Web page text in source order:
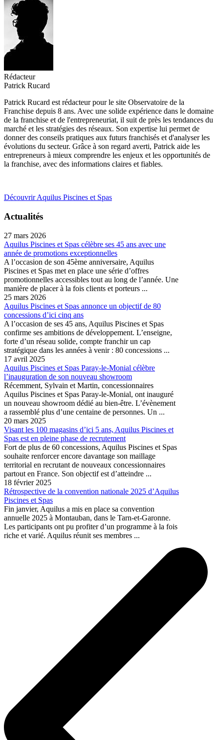
Rédacteur
Patrick Rucard
Patrick Rucard est rédacteur pour le site Observatoire de la
Franchise depuis 8 ans. Avec une solide expérience dans le domaine
de la franchise et de l'entrepreneuriat, il suit de près les tendances du
marché et les stratégies des réseaux. Son expertise lui permet de
donner des conseils pratiques aux futurs franchisés et d'analyser les
évolutions du secteur. Grâce à son regard averti, Patrick aide les
entrepreneurs à mieux comprendre les enjeux et les opportunités de
la franchise, avec des informations claires et fiables.
Découvrir Aquilus Piscines et Spas
Actualités
27 mars 2026
Aquilus Piscines et Spas célèbre ses 45 ans avec une
année de promotions exceptionnelles
A l’occasion de son 45ème anniversaire, Aquilus
Piscines et Spas met en place une série d’offres
promotionnelles accessibles tout au long de l’année. Une
manière de placer à la fois clients et porteurs ...
25 mars 2026
Aquilus Piscines et Spas annonce un objectif de 80
concessions d’ici cinq ans
A l’occasion de ses 45 ans, Aquilus Piscines et Spas
confirme ses ambitions de développement. L’enseigne,
forte d’un réseau solide, compte franchir un cap
stratégique dans les années à venir : 80 concessions ...
17 avril 2025
Aquilus Piscines et Spas Paray-le-Monial célèbre
l’inauguration de son nouveau showroom
Récemment, Sylvain et Martin, concessionnaires
Aquilus Piscines et Spas Paray-le-Monial, ont inauguré
un nouveau showroom dédié au bien-être. L’évènement
a rassemblé plus d’une centaine de personnes. Un ...
20 mars 2025
Visant les 100 magasins d’ici 5 ans, Aquilus Piscines et
Spas est en pleine phase de recrutement
Fort de plus de 60 concessions, Aquilus Piscines et Spas
souhaite renforcer encore davantage son maillage
territorial en recrutant de nouveaux concessionnaires
partout en France. Son objectif est d’atteindre ...
18 février 2025
Rétrospective de la convention nationale 2025 d’Aquilus
Piscines et Spas
Fin janvier, Aquilus a mis en place sa convention
annuelle 2025 à Montauban, dans le Tarn-et-Garonne.
Les participants ont pu profiter d’un programme à la fois
riche et varié. Aquilus réunit ses membres ...